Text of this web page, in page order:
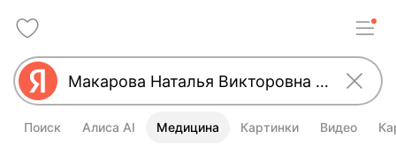
Поиск Алиса AI Медицина Картинки Видео